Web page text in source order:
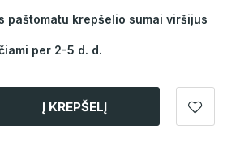
paštomatu krepšelio sumai viršijus
per 2-5 d. d.
Į KREPŠELĮ